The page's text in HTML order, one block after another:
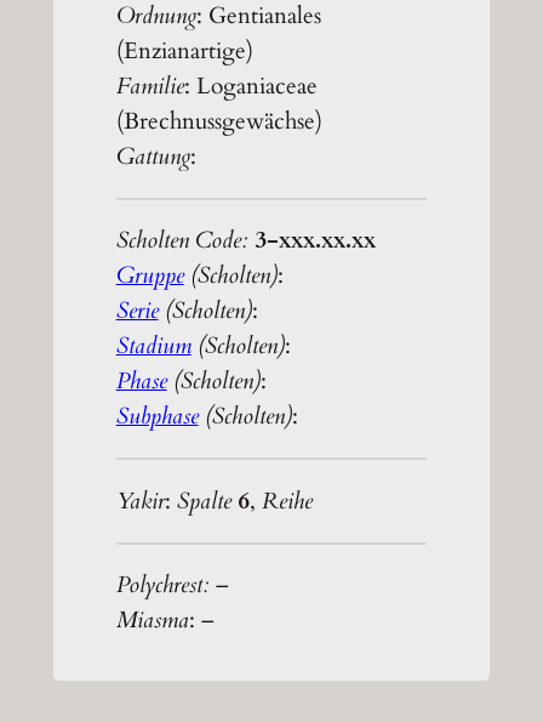
Ordnung: Gentianales
(Enzianartige)
Familie: Loganiaceae
(Brechnussgewächse)
Gattung:
Scholten Code: 3-xxx.xx.xx
Gruppe(Scholten):
Serie(Scholten):
Stadium(Scholten):
Phase(Scholten):
Subphase (Scholten):
Yakir: Spalte6, Reihe
Polychrest: –
Miasma: –